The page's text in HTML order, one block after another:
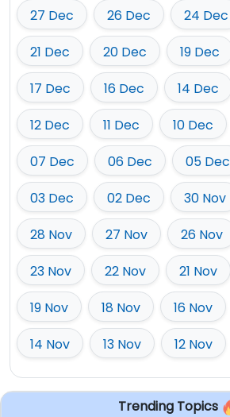
27 Dec
26 Dec 24 Dec
21 Dec
20 Dec 19 Dec
17 Dec
16 Dec 14 Dec
12 Dec
11 Dec 10 Dec
07 Dec
06 Dec 05 Dec
03 Dec
02 Dec 30 Nov
28 Nov
27 Nov 26 Nov
23 Nov
22 Nov 21 Nov
19 Nov
18 Nov 16 Nov
14 Nov
13 Nov 12 Nov
Trending Topics